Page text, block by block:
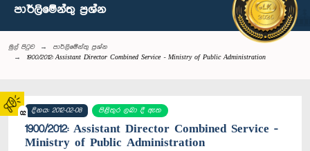
02
පාර්ලි‌මේන්තු‌ ප්‍රශ්න
මුල් පිටුව
පාර්ලි‌මේන්තු‌ ප්‍රශ්න
1900/2012: Assistant Director Combined Service - Ministry of Public Administration
දිනය: 2012-02-08 පිළිතුර ලබා දී ඇත
1900/2012: Assistant Director Combined Service -
Ministry of Public Administration